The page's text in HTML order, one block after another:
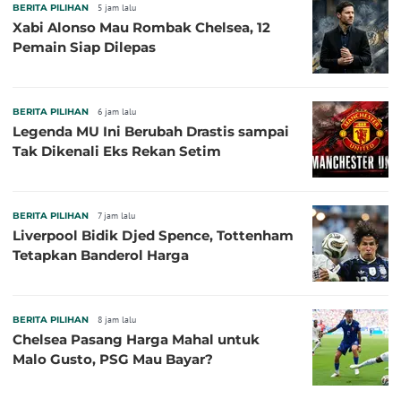
BERITA PILIHAN 5 jam lalu
Xabi Alonso Mau Rombak Chelsea, 12
Pemain Siap Dilepas
BERITA PILIHAN 6 jam lalu
Legenda MU Ini Berubah Drastis sampai
Tak Dikenali Eks Rekan Setim
BERITA PILIHAN 7 jam lalu
Liverpool Bidik Djed Spence, Tottenham
Tetapkan Banderol Harga
BERITA PILIHAN 8 jam lalu
Chelsea Pasang Harga Mahal untuk
Malo Gusto, PSG Mau Bayar?